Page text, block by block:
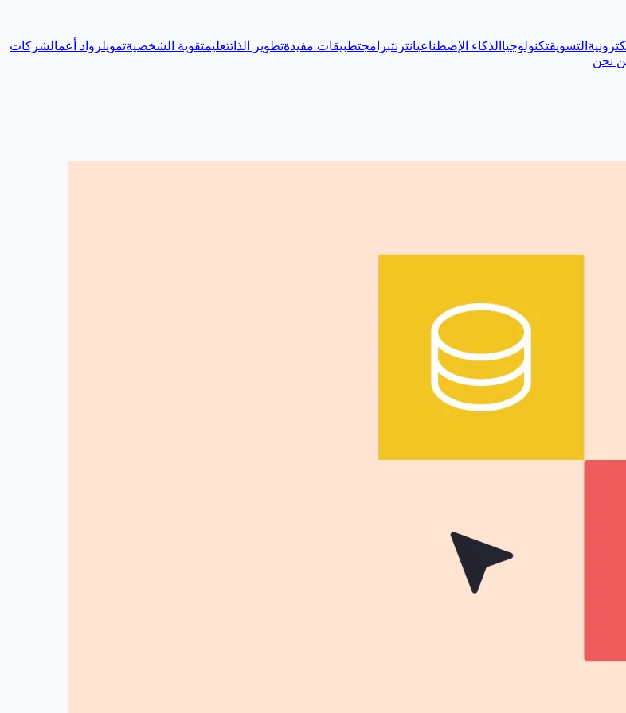
التسويقتكنولوجيا الذكاء الإصطناعيانترنتبرامجتطبيقات مفيدةتطوير الذاتتعليمتقوية الشخصيةتمويلرواد أعمالشركات
نحن